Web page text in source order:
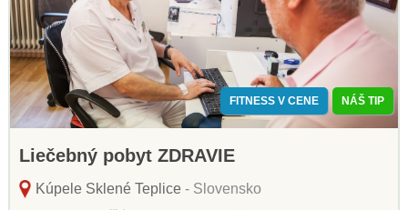
FITNESS V CENE NÁŠ TIP
Liečebný pobyt ZDRAVIE
Kúpele Sklené Teplice- Slovensko